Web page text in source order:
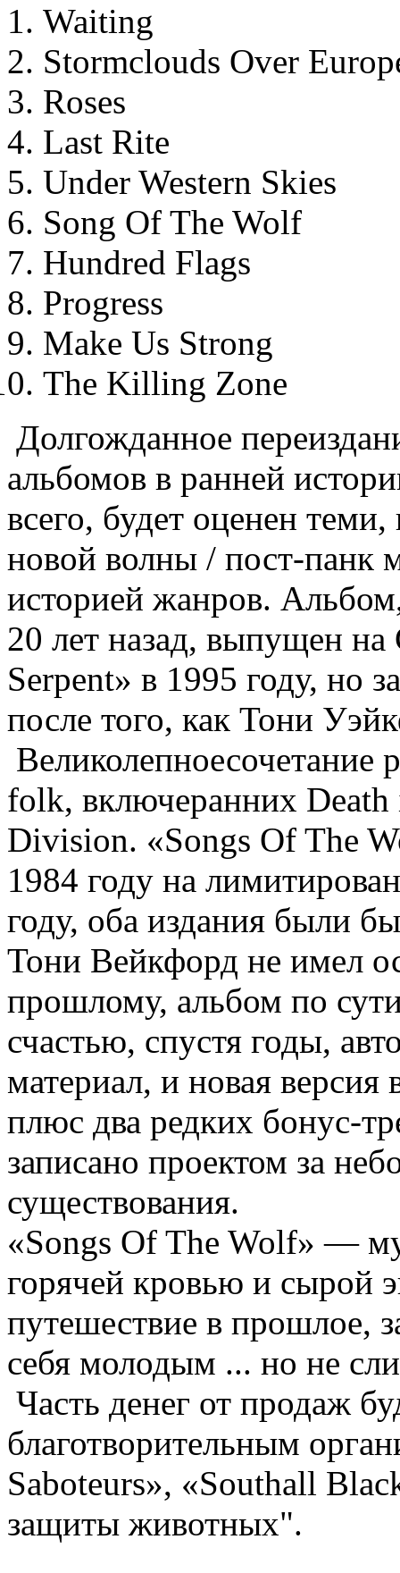
Waiting
Stormclouds Over
Roses
Last Rite
Under Western Skies
Song Of The Wolf
Hundred Flags
Progress
Make Us Strong
The Killing Zone
Долгожданное
альбомов в ранней
всего, будет оценен
новой волны / пост-панк
историей жанров.
20 лет назад, выпущен
Serpent» в 1995 году, но
после того, как Тони
Великолепноесочетание
folk, включеранних
Division. «Songs Of The
1984 году на
году, оба издания были
Тони Вейкфорд не имел
прошлому, альбом по
счастью, спустя годы,
материал, и новая
плюс два редких бонус-
записано проектом за
существования.
«Songs Of The Wolf» —
горячей кровью и сырой
путешествие в прошлое,
себя молодым ... но не
Часть денег от продаж
благотворительным
Saboteurs», «Southall
защиты животных".